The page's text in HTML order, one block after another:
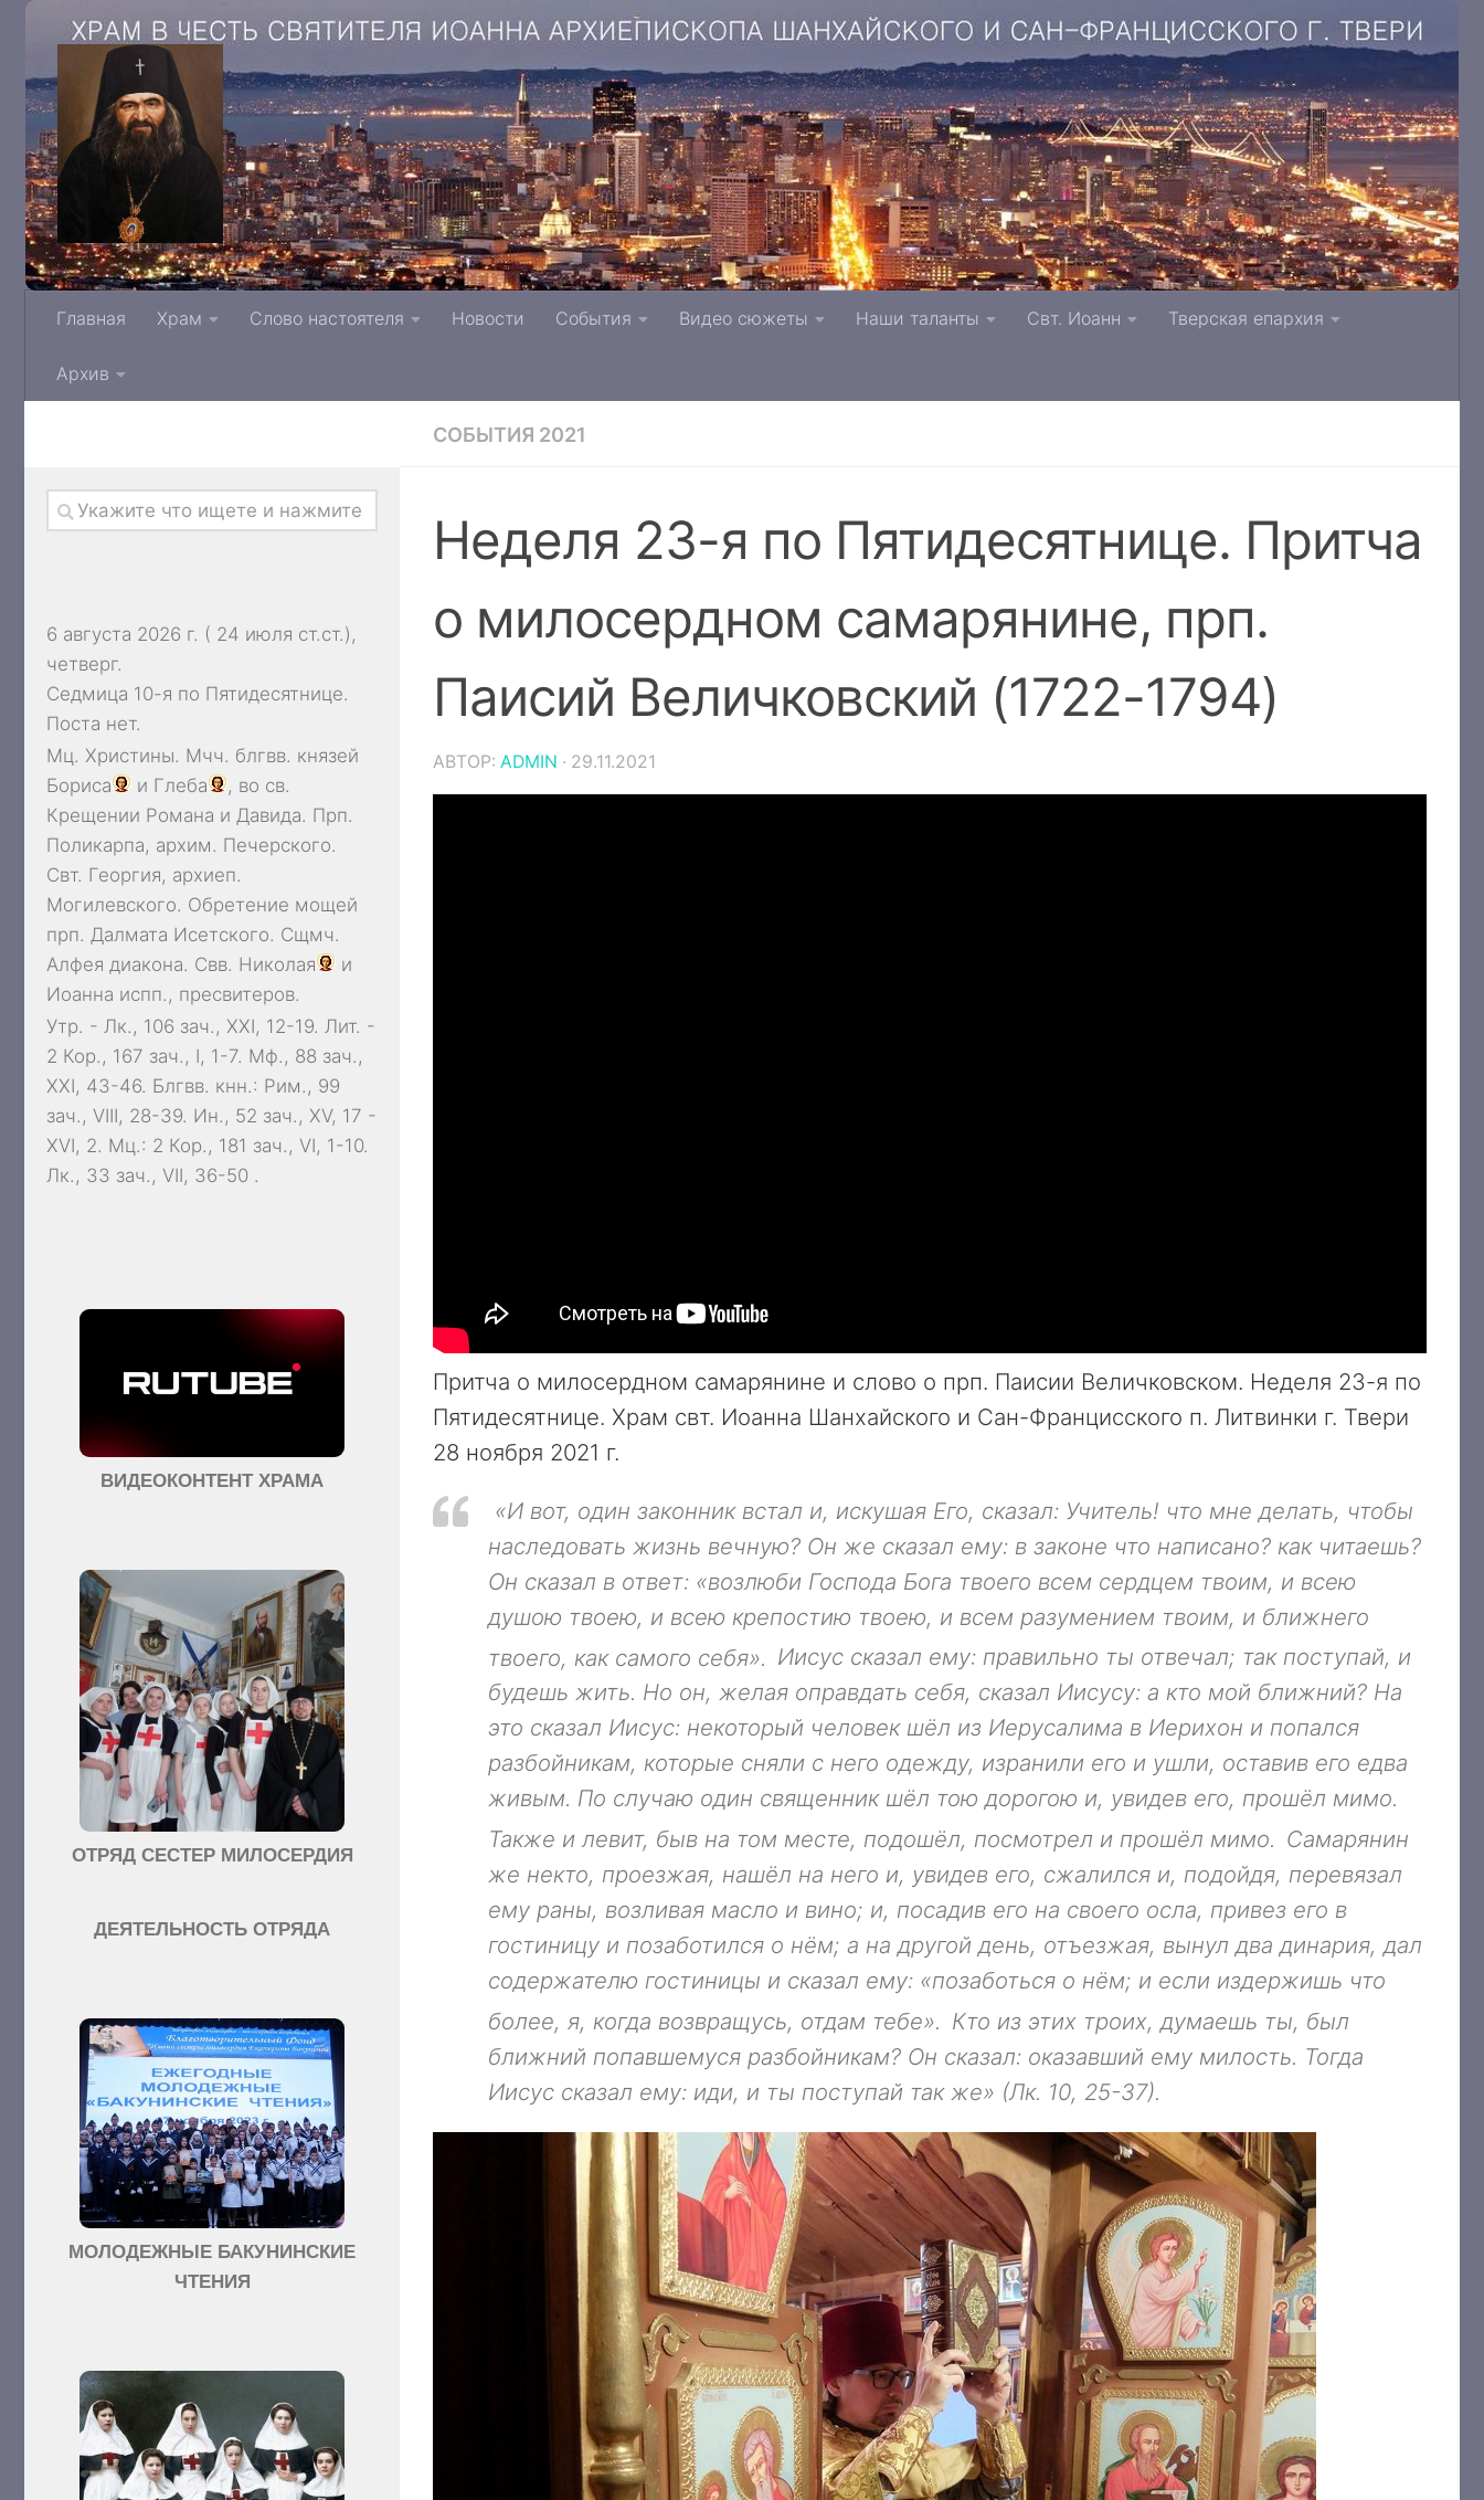
Храм в честь святителя Иоанна Архиепископа Шанхайского и Сан-Францисского г. Тверь п. Литвинки Тверская и Кашинская епархия
Тверской митрополии Русской Православной Церкви
Главная Храм Слово настоятеля Новости События Видео сюжеты Наши таланты Свт. Иоанн Тверская епархия
Архив
СОБЫТИЯ 2021
Неделя 23-я по Пятидесятнице. Притча
о милосердном самарянине, прп.
Паисий Величковский (1722-1794)
АВТОР: ADMIN · 29.11.2021
Притча о милосердном самарянине и слово о прп. Паисии Величковском. Неделя 23-я по
Пятидесятнице. Храм свт. Иоанна Шанхайского и Сан-Францисского п. Литвинки г. Твери
28 ноября 2021 г.
«И вот, один законник встал и, искушая Его, сказал: Учитель! что мне делать, чтобы
наследовать жизнь вечную? Он же сказал ему: в законе что написано? как читаешь?
Он сказал в ответ: «возлюби Господа Бога твоего всем сердцем твоим, и всею
душою твоею, и всею крепостию твоею, и всем разумением твоим, и ближнего
твоего, как самого себя». Иисус сказал ему: правильно ты отвечал; так поступай, и
будешь жить. Но он, желая оправдать себя, сказал Иисусу: а кто мой ближний? На
это сказал Иисус: некоторый человек шёл из Иерусалима в Иерихон и попался
разбойникам, которые сняли с него одежду, изранили его и ушли, оставив его едва
живым. По случаю один священник шёл тою дорогою и, увидев его, прошёл мимо.
Также и левит, быв на том месте, подошёл, посмотрел и прошёл мимо. Самарянин
же некто, проезжая, нашёл на него и, увидев его, сжалился и, подойдя, перевязал
ему раны, возливая масло и вино; и, посадив его на своего осла, привез его в
гостиницу и позаботился о нём; а на другой день, отъезжая, вынул два динария, дал
содержателю гостиницы и сказал ему: «позаботься о нём; и если издержишь что
более, я, когда возвращусь, отдам тебе». Кто из этих троих, думаешь ты, был
ближний попавшемуся разбойникам? Он сказал: оказавший ему милость. Тогда
Иисус сказал ему: иди, и ты поступай так же» (Лк. 10, 25-37).
6 августа 2026 г. ( 24 июля ст.ст.),
четверг.
Седмица 10-я по Пятидесятнице.
Поста нет.
Мц. Христины. Мчч. блгвв. князей
Бориса
и Глеба
, во св.
Крещении Романа и Давида. Прп.
Поликарпа, архим. Печерского.
Свт. Георгия, архиеп.
Могилевского. Обретение мощей
прп. Далмата Исетского. Сщмч.
Алфея диакона. Свв. Николая
и
Иоанна испп., пресвитеров.
Утр. - Лк., 106 зач., XXI, 12-19. Лит. -
2 Кор., 167 зач., I, 1-7. Мф., 88 зач.,
XXI, 43-46. Блгвв. кнн.: Рим., 99
зач., VIII, 28-39. Ин., 52 зач., XV, 17 -
XVI, 2. Мц.: 2 Кор., 181 зач., VI, 1-10.
Лк., 33 зач., VII, 36-50 .
ВИДЕОКОНТЕНТ ХРАМА
ОТРЯД СЕСТЕР МИЛОСЕРДИЯ
ДЕЯТЕЛЬНОСТЬ ОТРЯДА
МОЛОДЕЖНЫЕ БАКУНИНСКИЕ
ЧТЕНИЯ